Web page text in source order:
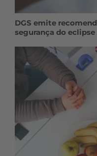
DGS emite
segurança do eclipse